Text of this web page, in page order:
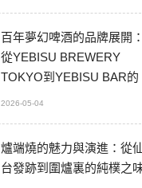
百年夢幻啤酒的品牌展開：
從YEBISU BREWERY
TOKYO到YEBISU BAR的
2026-05-04
爐端燒的魅力與演進：從
台發跡到圍爐裏的純樸之